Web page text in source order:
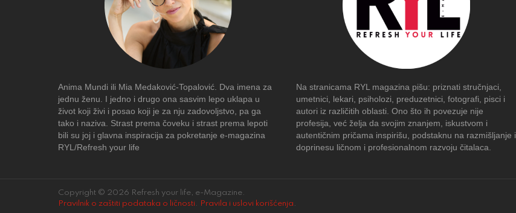
Anima Mundi ili Mia Medaković-Topalović. Dva imena za
jednu ženu. I jedno i drugo ona sasvim lepo uklapa u
život koji živi i posao koji je za nju zadovoljstvo, pa ga
tako i naziva. Strast prema čoveku i strast prema lepoti
bili su joj i glavna inspiracija za pokretanje e-magazina
RYL/Refresh your life
Na stranicama RYL magazina pišu: priznati stručnjaci,
umetnici, lekari, psiholozi, preduzetnici, fotografi, pisci i
autori iz različitih oblasti. Ono što ih povezuje nije
profesija, već želja da svojim znanjem, iskustvom i
autentičnim pričama inspirišu, podstaknu na razmišljanje i
doprinesu ličnom i profesionalnom razvoju čitalaca.
Copyright © 2026 Refresh your life, e-Magazine.
Pravilnik o zaštiti podataka o ličnosti . Pravila i uslovi korišćenja .